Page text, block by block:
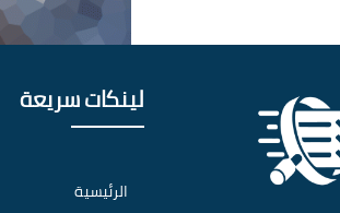
لينكات سريعة
الرئيسية